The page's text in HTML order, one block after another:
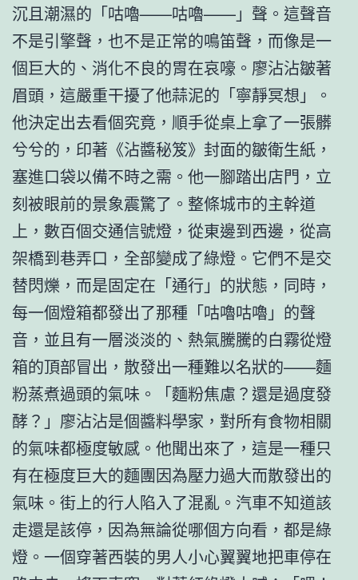
沉且潮濕的「咕嚕——咕嚕——」聲。這聲音
不是引擎聲，也不是正常的鳴笛聲，而像是一
個巨大的、消化不良的胃在哀嚎。廖沾沾皺著
眉頭，這嚴重干擾了他蒜泥的「寧靜冥想」。
他決定出去看個究竟，順手從桌上拿了一張髒
兮兮的，印著《沾醬秘笈》封面的皺衛生紙，
塞進口袋以備不時之需。他一腳踏出店門，立
刻被眼前的景象震驚了。整條城市的主幹道
上，數百個交通信號燈，從東邊到西邊，從高
架橋到巷弄口，全部變成了綠燈。它們不是交
替閃爍，而是固定在「通行」的狀態，同時，
每一個燈箱都發出了那種「咕嚕咕嚕」的聲
音，並且有一層淡淡的、熱氣騰騰的白霧從燈
箱的頂部冒出，散發出一種難以名狀的——麵
粉蒸煮過頭的氣味。「麵粉焦慮？還是過度發
酵？」廖沾沾是個醬料學家，對所有食物相關
的氣味都極度敏感。他聞出來了，這是一種只
有在極度巨大的麵團因為壓力過大而散發出的
氣味。街上的行人陷入了混亂。汽車不知道該
走還是該停，因為無論從哪個方向看，都是綠
燈。一個穿著西裝的男人小心翼翼地把車停在